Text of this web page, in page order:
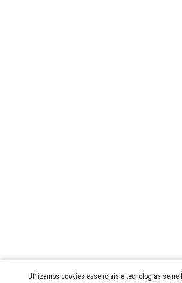
Utilizamos cookies essenciais e tecnologias